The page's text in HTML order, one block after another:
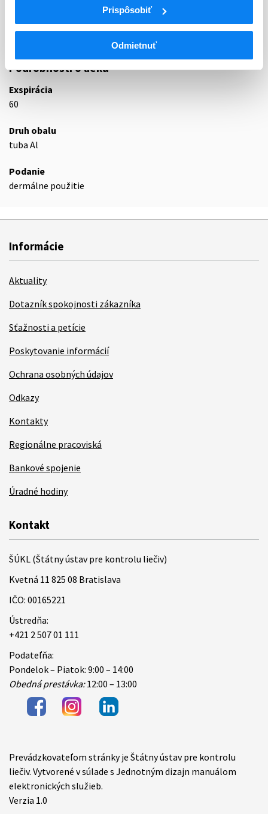
Prispôsobiť
Odmietnuť
Všetky ostatné liečivá
V03A
V03AX
Iné liečivá
Podrobnosti o lieku
Exspirácia
60
Druh obalu
tuba Al
Podanie
dermálne použitie
Informácie
Aktuality
Dotazník spokojnosti zákazníka
Sťažnosti a petície
Poskytovanie informácií
Ochrana osobných údajov
Odkazy
Kontakty
Regionálne pracoviská
Bankové spojenie
Úradné hodiny
Kontakt
ŠÚKL (Štátny ústav pre kontrolu liečiv)
Kvetná 11 825 08 Bratislava
IČO: 00165221
Ústredňa:
+421 2 507 01 111
Podateľňa:
Pondelok – Piatok: 9:00 – 14:00
Obedná prestávka:12:00 – 13:00
Items
Prevádzkovateľom stránky je Štátny ústav pre kontrolu
liečiv. Vytvorené v súlade s Jednotným dizajn manuálom
elektronických služieb.
Verzia 1.0